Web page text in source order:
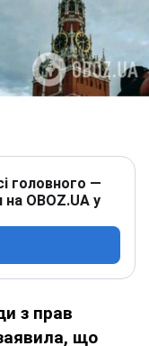
головного —
OBOZ.UA у
з прав
що